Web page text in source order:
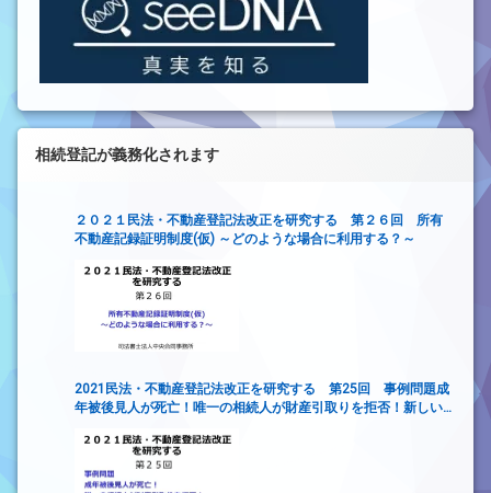
相続登記が義務化されます
２０２１民法・不動産登記法改正を研究する 第２６回 所有
不動産記録証明制度(仮) ～どのような場合に利用する？～
2021民法・不動産登記法改正を研究する 第25回 事例問題成
年被後見人が死亡！唯一の相続人が財産引取りを拒否！新しい